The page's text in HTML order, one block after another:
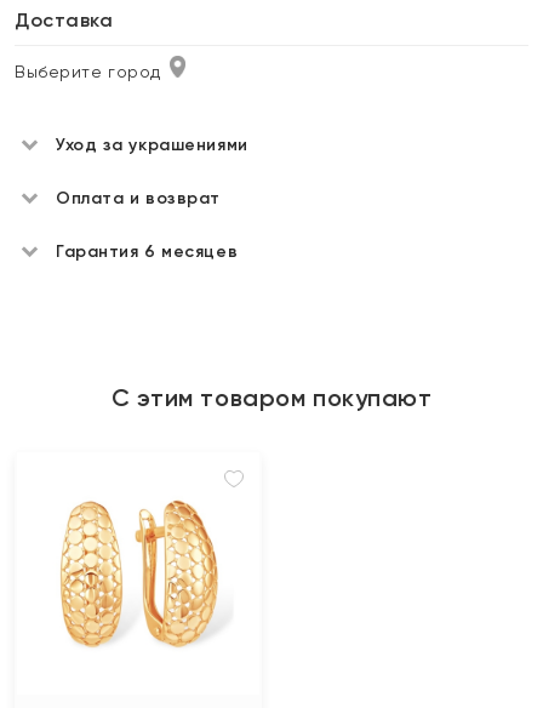
Доставка
Выберите город
Уход за украшениями
Оплата и возврат
Гарантия 6 месяцев
С этим товаром покупают